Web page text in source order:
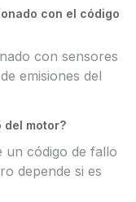
con el código
con sensores
emisiones del
del motor?
un código de fallo
depende si es